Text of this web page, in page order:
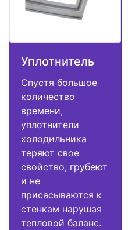
Уплотнитель
Спустя большое
количество
времени,
уплотнители
холодильника
теряют свое
свойство, грубеют
и не
присасываются к
стенкам нарушая
тепловой баланс.